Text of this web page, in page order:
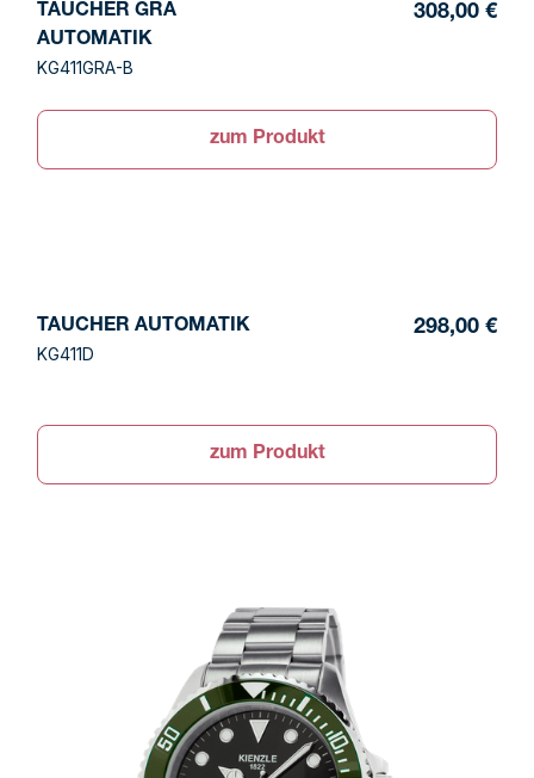
TAUCHER GRA
AUTOMATIK
KG411GRA-B
308,00 €
zum Produkt
TAUCHER AUTOMATIK
KG411D
298,00 €
zum Produkt